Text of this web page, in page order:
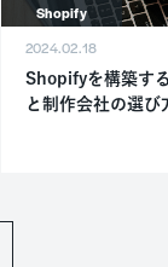
Shopify
2024.02.18
Shopifyを構築す
と制作会社の選び
戻る